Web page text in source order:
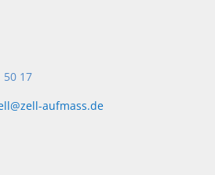
50 17
aufmass.de